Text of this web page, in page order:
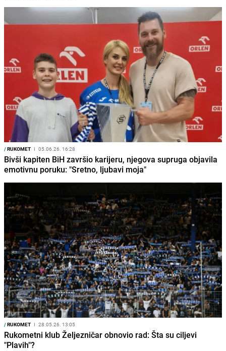
/RUKOMET I 05.06.26. 16:28
Bivši kapiten BiH završio karijeru, njegova supruga objavila
emotivnu poruku: "Sretno, ljubavi moja"
/RUKOMET I 28.05.26. 13:05
Rukometni klub Željezničar obnovio rad: Šta su ciljevi
"Plavih"?